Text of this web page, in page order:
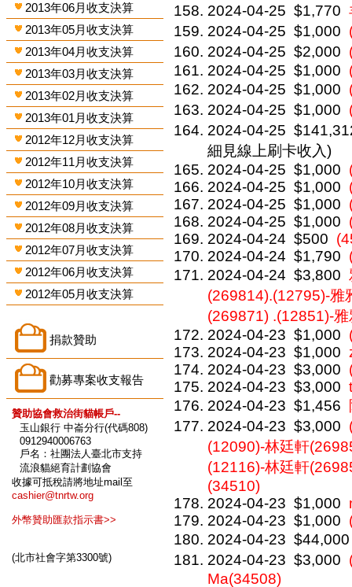
2013年06月收支決算
2013年05月收支決算
2013年04月收支決算
2013年03月收支決算
2013年02月收支決算
2013年01月收支決算
2012年12月收支決算
2012年11月收支決算
2012年10月收支決算
2012年09月收支決算
2012年08月收支決算
2012年07月收支決算
2012年06月收支決算
2012年05月收支決算
捐款贊助
勸募專案收支報告
贊助協會救治街貓帳戶--
玉山銀行 中崙分行(代碼808)
0912940006763
戶名：社團法人臺北市支持
流浪貓絕育計劃協會
收據可抵稅請將地址mail至
cashier@tnrtw.org
外幣贊助匯款指示書>>
(北市社會字第3300號)
2024-04-25 $1,770
2024-04-25 $1,000
2024-04-25 $2,000
2024-04-25 $1,000
2024-04-25 $1,000
2024-04-25 $1,000
2024-04-25
細見線上刷卡收入)
2024-04-25 $1,000
2024-04-25 $1,000
2024-04-25 $1,000
2024-04-25 $1,000
2024-04-24 $500
2024-04-24 $1,790
2024-04-24 $3,800
(269814).(12795)-雅
(269871) .(12851)-
2024-04-23 $1,000
2024-04-23 $1,000
2024-04-23 $3,000
2024-04-23 $3,000
2024-04-23 $1,456
2024-04-23 $3,000
(12090)-林廷軒
(12116)-林廷軒
(34510)
2024-04-23 $1,000
2024-04-23 $1,000
2024-04-23 $44,000
2024-04-23 $3,000
Ma(34508)